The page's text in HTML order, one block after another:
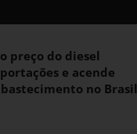
preço do diesel
e acende
no Brasil